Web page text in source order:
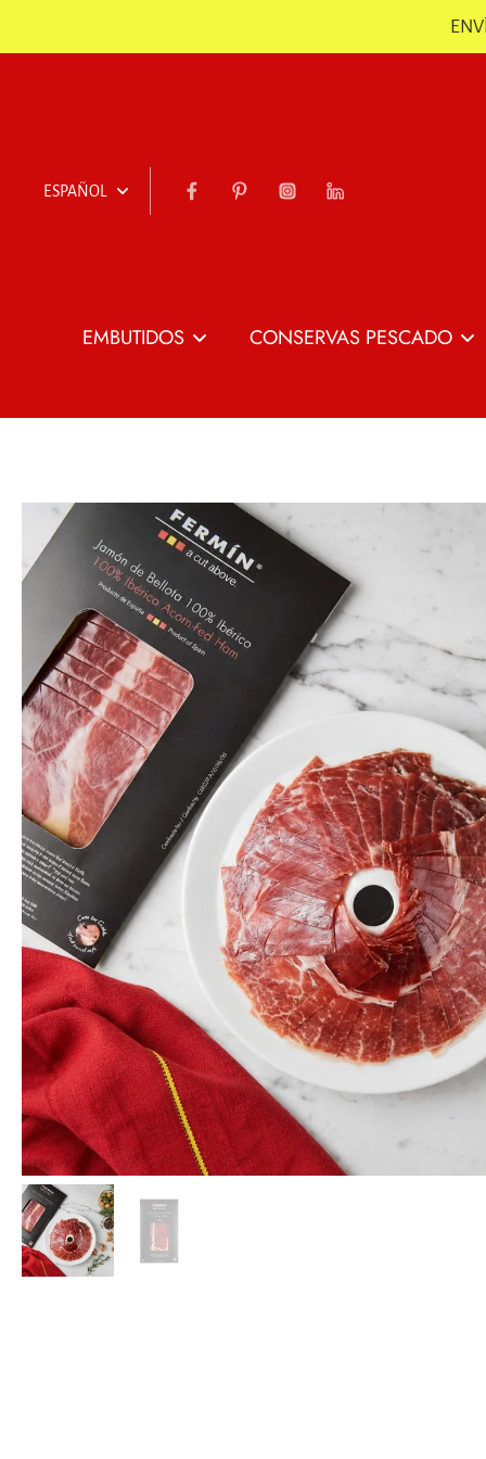
ESPAÑOL
EMBUTIDOS
Hueso
Patas de Jamón
Deshuesado
Morcilla
Lomo Ibérico y
Serrano
Salchichón
Jamoneros y Cuchillos
para Jamón
Packs y Cajas Regalo
con Embutidos
Compra Embutidos
por Marca
Fermin
5J
Beher
Covap
Goikoa
Palacios
CONSERVAS PESCADO
Pescado
Patés de Marisco
Pimientos del Piquillo
Rellenos de Marisco
Caldos de Mariscos
Conservas del
Mundo
Packs y Cajas Regalo
con Conservas
Compra Conservas
por Marca
Compra por Tipo
de Pescado
Compra por Tipo
de Marisco
Saltar